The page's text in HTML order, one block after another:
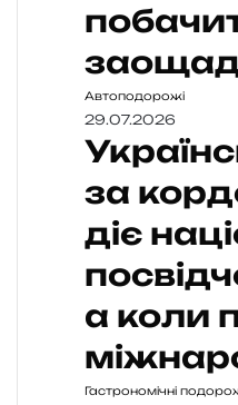
Автоподорожі
29.07.2026
за
діє
а коли
Гастрономічні